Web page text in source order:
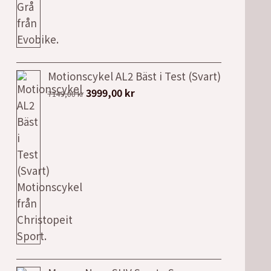
Motionscykel AL2 Bäst i Test (Svart)
7149,00kr Det
3999,00 krDet